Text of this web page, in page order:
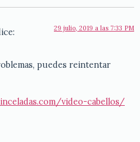
29 julio, 2019 a las 7:33 PM
puedes reintentar
video-cabellos/